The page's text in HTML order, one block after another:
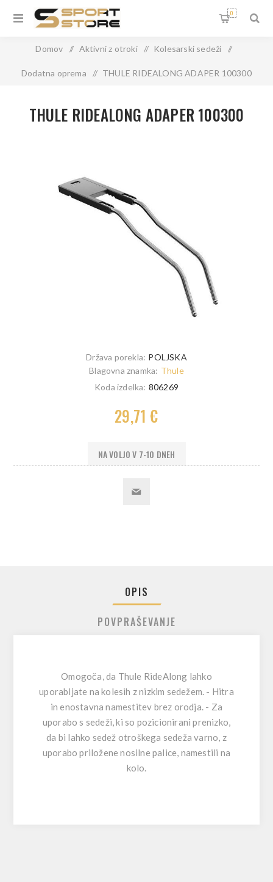
0
Domov / Aktivni z otroki / Kolesarski sedeži /
Dodatna oprema / THULE RIDEALONG ADAPER 100300
Država porekla: POLJSKA
THULE RIDEALONG ADAPER 100300
Blagovna znamka: Thule
Koda izdelka: 806269
29,71 €
NA VOLJO V 7-10 DNEH
OPIS
POVPRAŠEVANJE
Omogoča, da Thule RideAlong lahko
uporabljate na kolesih z nizkim sedežem. - Hitra
in enostavna namestitev brez orodja. - Za
uporabo s sedeži, ki so pozicionirani prenizko,
da bi lahko sedež otroškega sedeža varno, z
uporabo priložene nosilne palice, namestili na
kolo.